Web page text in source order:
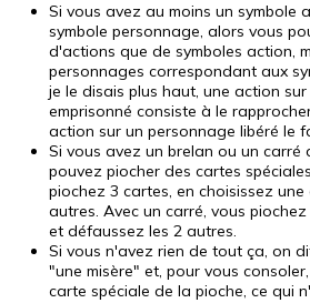
Si vous avez au moins un symbole
symbole personnage, alors vous
d'actions que de symboles action,
personnages correspondant aux
je le disais plus haut, une action
emprisonné consiste à le
action sur un personnage libéré le
Si vous avez un brelan ou un carré
pouvez piocher des cartes
piochez 3 cartes, en choisissez
autres. Avec un carré, vous
et défaussez les 2 autres.
Si vous n'avez rien de tout ça, on
"une misère" et, pour vous
carte spéciale de la pioche, ce qui